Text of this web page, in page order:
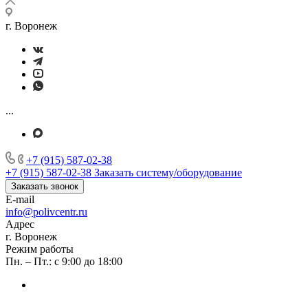
г. Воронеж
...
+7 (915) 587-02-38
+7 (915) 587-02-38 Заказать систему/оборудование
Заказать звонок
E-mail
info@polivcentr.ru
Адрес
г. Воронеж
Режим работы
Пн. – Пт.: с 9:00 до 18:00